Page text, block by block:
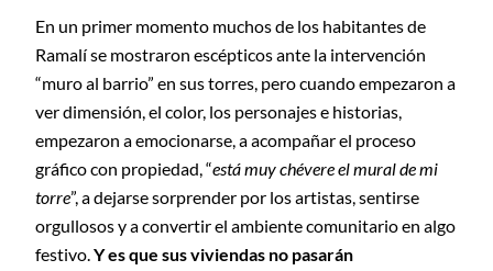
En un primer momento muchos de los habitantes de
Ramalí se mostraron escépticos ante la intervención
“muro al barrio” en sus torres, pero cuando empezaron a
ver dimensión, el color, los personajes e historias,
empezaron a emocionarse, a acompañar el proceso
gráfico con propiedad, “está muy chévere el mural de mi
torre”, a dejarse sorprender por los artistas, sentirse
orgullosos y a convertir el ambiente comunitario en algo
festivo.Y es que sus viviendas no pasarán